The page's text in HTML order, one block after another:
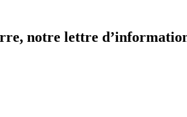
notre lettre